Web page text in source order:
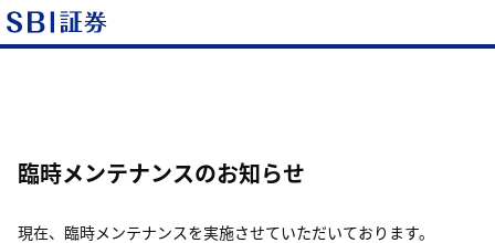
臨時メンテナンスのお知らせ
現在、臨時メンテナンスを実施させていただいております。